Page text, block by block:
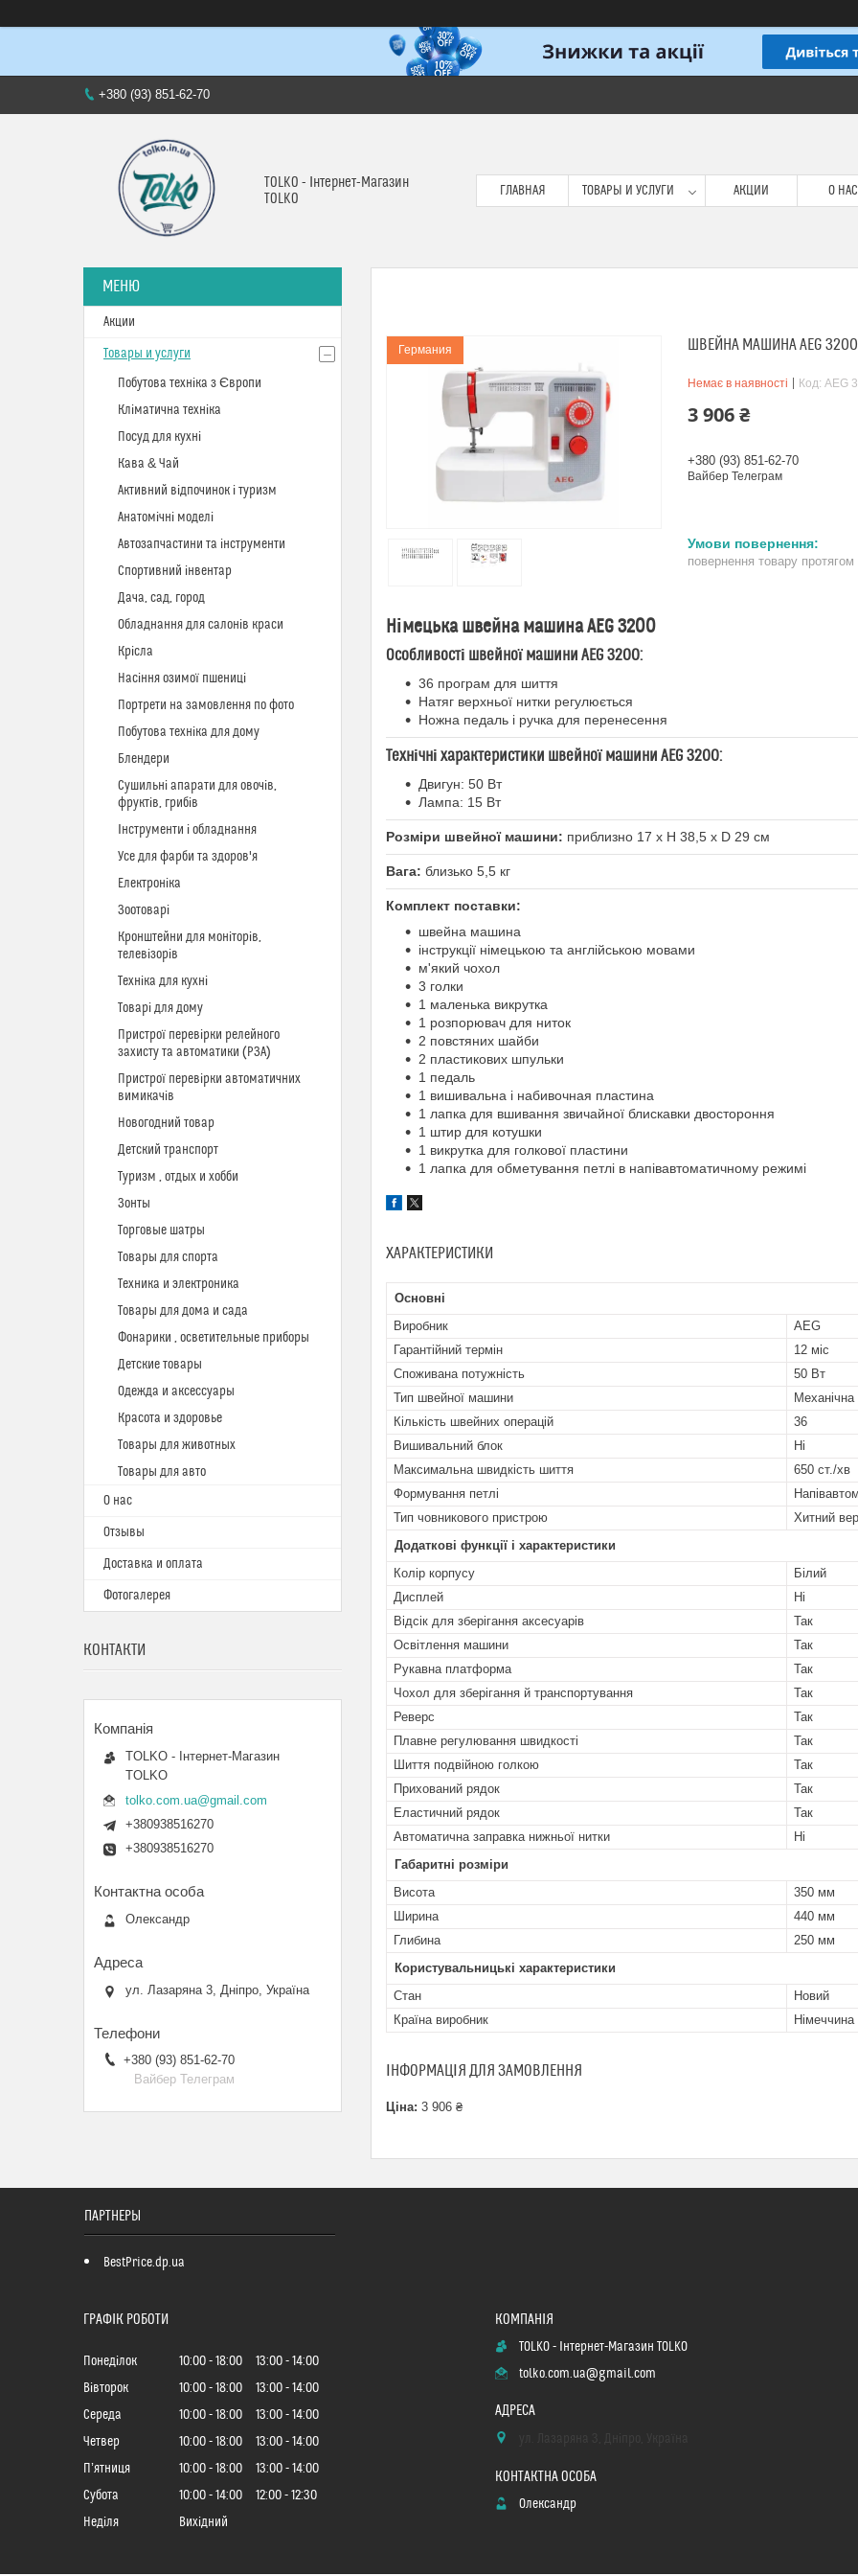
+380 (93) 851-62-70
TOLKO - Інтернет-Магазин
TOLKO
ГЛАВНАЯ ТОВАРЫ И УСЛУГИ АКЦИИ О НАС
Германия ШВЕЙНА МАШИНА AEG 3200
Немає в наявності Код: AEG
3 906 ₴
+380 (93) 851-62-70
Вайбер Телеграм
повернення товару протягом
Німецька швейна машина AEG 3200
Особливості швейної машини AEG 3200:
36 програм для шиття
Натяг верхньої нитки регулюється
Ножна педаль і ручка для перенесення
Технічні характеристики швейної машини AEG 3200:
Двигун: 50 Вт
Лампа: 15 Вт
Розміри швейної машини: приблизно 17 x H 38,5 x D 29 см
Вага: близько 5,5 кг
Комплект поставки:
швейна машина
інструкції німецькою та англійською мовами
м'який чохол
3 голки
1 маленька викрутка
1 розпорювач для ниток
2 повстяних шайби
2 пластикових шпульки
1 педаль
1 вишивальна і набивочная пластина
1 лапка для вшивання звичайної блискавки двостороння
1 штир для котушки
1 викрутка для голкової пластини
1 лапка для обметування петлі в напівавтоматичному режимі
ХАРАКТЕРИСТИКИ
Основні
Виробник
AEG
Гарантійний термін
12 міс
Споживана потужність
50 Вт
Тип швейної машини
Механічна
Кількість швейних операцій
36
Вишивальний блок
Ні
Максимальна швидкість шиття
650 ст./хв
Формування петлі
Тип човникового пристрою
Хитний
Додаткові функції і характеристики
Колір корпусу
Білий
Дисплей
Ні
Відсік для зберігання аксесуарів
Так
Освітлення машини
Так
Рукавна платформа
Так
Чохол для зберігання й транспортування
Так
Реверс
Так
Плавне регулювання швидкості
Так
Шиття подвійною голкою
Так
Прихований рядок
Так
Еластичний рядок
Так
Автоматична заправка нижньої нитки
Ні
Габаритні розміри
Висота
350 мм
Ширина
440 мм
Глибина
250 мм
Користувальницькі характеристики
Стан
Новий
Країна виробник
Німеччина
ІНФОРМАЦІЯ ДЛЯ ЗАМОВЛЕННЯ
Ціна: 3 906 ₴
Акции
Товары и услуги
Побутова техніка з Європи
Кліматична техніка
Посуд для кухні
Кава & Чай
Активний відпочинок і туризм
Анатомічні моделі
Автозапчастини та інструменти
Спортивний інвентар
Дача, сад, город
Обладнання для салонів краси
Крісла
Насіння озимої пшениці
Портрети на замовлення по фото
Побутова техніка для дому
Блендери
Сушильні апарати для овочів,
фруктів, грибів
Інструменти і обладнання
Усе для фарби та здоров'я
Електроніка
Зоотоварі
Кронштейни для моніторів,
телевізорів
Техніка для кухні
Товарі для дому
Пристрої перевірки релейного
захисту та автоматики (РЗА)
Пристрої перевірки автоматичних
вимикачів
Новогодний товар
Детский транспорт
Туризм , отдых и хобби
Зонты
Торговые шатры
Товары для спорта
Техника и электроника
Товары для дома и сада
Фонарики , осветительные приборы
Детские товары
Одежда и аксессуары
Красота и здоровье
Товары для животных
Товары для авто
О нас
Отзывы
Доставка и оплата
Фотогалерея
КОНТАКТИ
TOLKO - Інтернет-Магазин
TOLKO
tolko.com.ua@gmail.com
+380938516270
+380938516270
Олександр
ул. Лазаряна 3, Дніпро, Україна
+380 (93) 851-62-70
Вайбер Телеграм
ПАРТНЕРЫ
BestPrice.dp.ua
ГРАФІК РОБОТИ
Понеділок 10:00 18:00 13:00
14:00
Вівторок
10:00 18:00 13:00
14:00
Середа
10:00 18:00 13:00
14:00
Четвер
10:00 18:00 13:00
14:00
Пʼятниця
10:00 18:00 13:00
14:00
Субота
10:00 14:00 12:00
12:30
Неділя
Вихідний
TOLKO - Інтернет-Магазин TOLKO
tolko.com.ua@gmail.com
Олександр